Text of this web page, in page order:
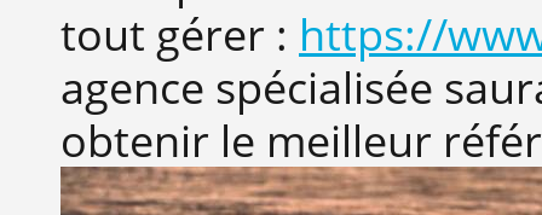
tout gérer : https://
agence spécialisée
obtenir le meilleur